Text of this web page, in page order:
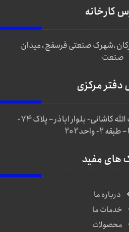
کارخانه
،شهرک صنعتی فرسفج ، میدان
صنعت
مرکزی
تهران-صادقیه – بلوار آیت الله کاشانی- بلوار اباذر – پلاک 74-
2- واحد 202
های مفید
درباره ما
خدمات ما
محصولات